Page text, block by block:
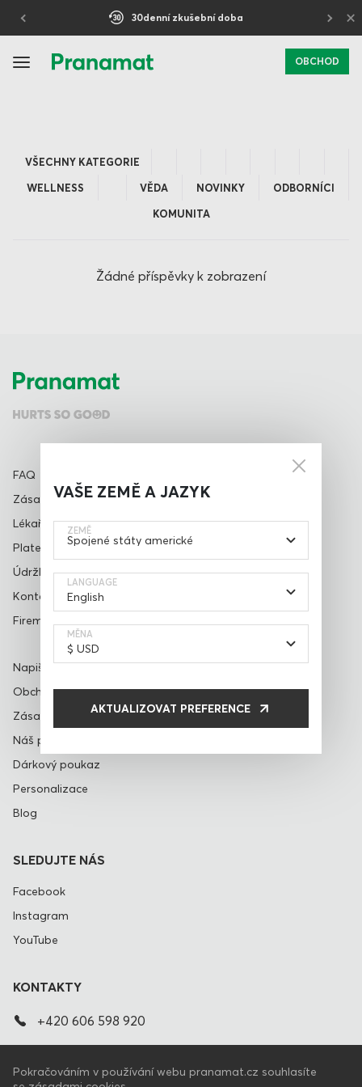
30denní zkušební doba ×
OBCHOD
VAŠE ZEMĚ A JAZYK
ZEMĚ
LANGUAGE
MĚNA
AKTUALIZOVAT PREFERENCE
VŠECHNY KATEGORIE
WELLNESS
VĚDA NOVINKY
ODBORNÍCI
KOMUNITA
Žádné příspěvky k zobrazení
FAQ
Zásady dodání a vrácení
Lékařské prohlášení
Platební metody
Údržba setu
Kontakty
Firemní dárky
Napište recenzi
Obchodní podmínky
Zásady ochrany osobních údajů
Náš příběh
Dárkový poukaz
Personalizace
Blog
SLEDUJTE NÁS
Facebook
Instagram
YouTube
KONTAKTY
+420 606 598 920
Pokračováním v používání webu pranamat.cz souhlasíte